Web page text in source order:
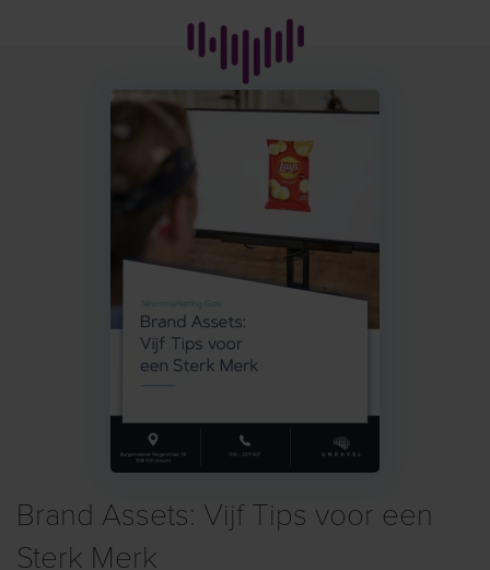
Brand Assets: Vijf Tips voor een
Sterk Merk